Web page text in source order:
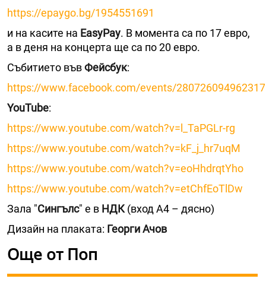
https://epaygo.bg/1954551691
и на касите на EasyPay. В момента са по 17 евро,
а в деня на концерта ще са по 20 евро.
Събитието въвФейсбук:
https://www.facebook.com/events/
YouTube:
https://www.youtube.com/watch?v=l_TaPGLr-rg
https://www.youtube.com/watch?v=kF_j_hr7uqM
https://www.youtube.com/watch?v=eoHhdrqtYho
https://www.youtube.com/watch?v=etChfEoTlDw
Зала "Сингълс" е в НДК(вход А4 – дясно)
Дизайн на плаката: Георги Ачов
Още от Поп